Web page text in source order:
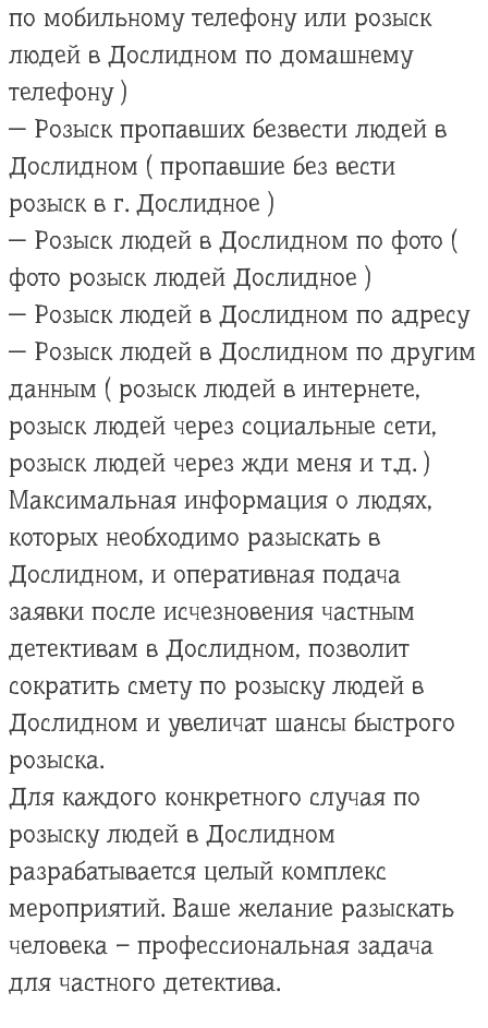
по мобильному телефону или розыск
людей в Дослидном по домашнему
телефону )
— Розыск пропавших безвести людей в
Дослидном ( пропавшие без вести
розыск в г. Дослидное )
— Розыск людей в Дослидном по фото (
фото розыск людей Дослидное )
— Розыск людей в Дослидном по адресу
— Розыск людей в Дослидном по другим
данным ( розыск людей в интернете,
розыск людей через социальные сети,
розыск людей через жди меня и т.д. )
Максимальная информация о людях,
которых необходимо разыскать в
Дослидном, и оперативная подача
заявки после исчезновения частным
детективам в Дослидном, позволит
сократить смету по розыску людей в
Дослидном и увеличат шансы быстрого
розыска.
Для каждого конкретного случая по
розыску людей в Дослидном
разрабатывается целый комплекс
мероприятий. Ваше желание разыскать
человека – профессиональная задача
для частного детектива.